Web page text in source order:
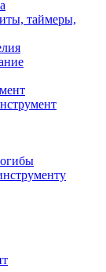
таймеры,